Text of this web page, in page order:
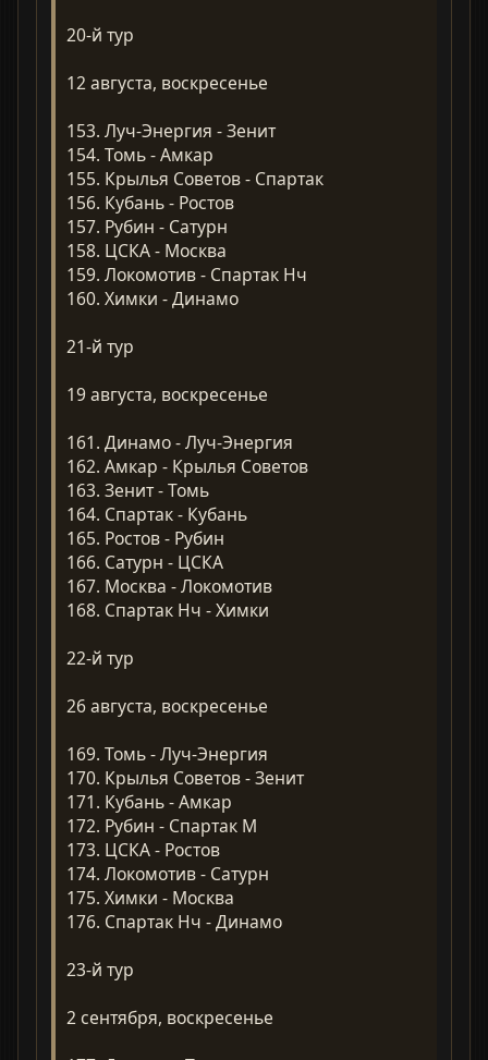
20-й тур
12 августа, воскресенье
153. Луч-Энергия - Зенит
154. Томь - Амкар
155. Крылья Советов - Спартак
156. Кубань - Ростов
157. Рубин - Сатурн
158. ЦСКА - Москва
159. Локомотив - Спартак Нч
160. Химки - Динамо
21-й тур
19 августа, воскресенье
161. Динамо - Луч-Энергия
162. Амкар - Крылья Советов
163. Зенит - Томь
164. Спартак - Кубань
165. Ростов - Рубин
166. Сатурн - ЦСКА
167. Москва - Локомотив
168. Спартак Нч - Химки
22-й тур
26 августа, воскресенье
169. Томь - Луч-Энергия
170. Крылья Советов - Зенит
171. Кубань - Амкар
172. Рубин - Спартак М
173. ЦСКА - Ростов
174. Локомотив - Сатурн
175. Химки - Москва
176. Спартак Нч - Динамо
23-й тур
2 сентября, воскресенье